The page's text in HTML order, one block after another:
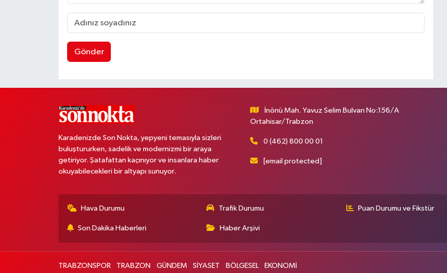
Gönder
Karadenizde Son Nokta, yepyeni temasıyla sizleri
buluştururken, sadelik ve modernizmi bir araya
getiriyor. Şatafattan kaçınıyor ve insanlara haber
okuyabilecekleri bir altyapı sunuyor.
İnönü Mah. Yavuz Selim Bulvarı No:156/A
Ortahisar/Trabzon
0 (462) 800 00 01
[email protected]
Hava Durumu Trafik Durumu Puan Durumu ve Fikstür
Son Dakika Haberleri Haber Arşivi
TRABZONSPOR TRABZON GÜNDEM SİYASET BÖLGESEL EKONOMİ